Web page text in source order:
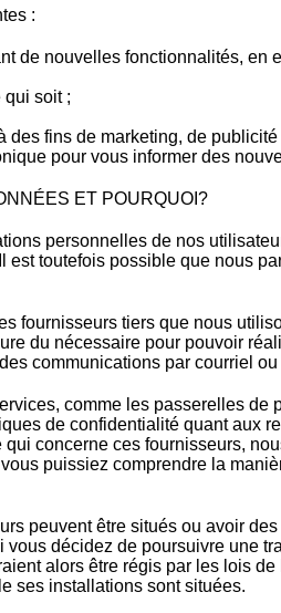
:
de nouvelles fonctionnalités, en
qui soit ;
des fins de marketing, de
pour vous informer des
ET POURQUOI?
personnelles de nos
toutefois possible que nous
fournisseurs tiers que nous
du nécessaire pour pouvoir
communications par courriel
comme les passerelles de
de confidentialité quant aux
concerne ces fournisseurs,
puissiez comprendre la
peuvent être situés ou avoir
décidez de poursuivre une
alors être régis par les lois
ses installations sont situées.